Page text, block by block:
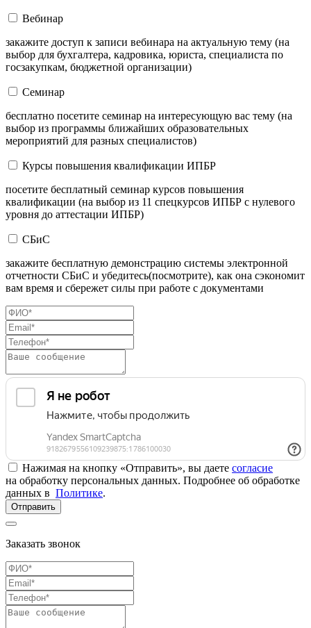
Вебинар
закажите доступ к записи вебинара на актуальную тему (на
выбор для бухгалтера, кадровика, юриста, специалиста по
госзакупкам, бюджетной организации)
Семинар
бесплатно посетите семинар на интересующую вас тему (на
выбор из программы ближайших образовательных
мероприятий для разных специалистов)
Курсы повышения квалификации ИПБР
посетите бесплатный семинар курсов повышения
квалификации (на выбор из 11 спецкурсов ИПБР с нулевого
уровня до аттестации ИПБР)
СБиС
закажите бесплатную демонстрацию системы электронной
отчетности СБиС и убедитесь(посмотрите), как она сэкономит
вам время и сбережет силы при работе с документами
Нажимая на кнопку «Отправить», вы даете согласие
на обработку персональных данных. Подробнее об обработке
данных в Политике.
Отправить
Заказать звонок